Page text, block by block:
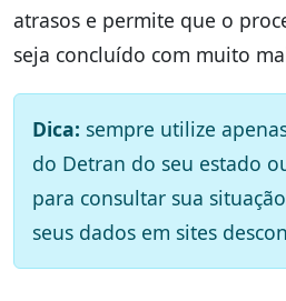
atrasos e permite que o
seja concluído com muito
Dica: sempre utilize
do Detran do seu estado
para consultar sua
seus dados em sites